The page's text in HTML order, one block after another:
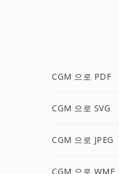
CGM 으로 PDF
CGM 으로 SVG
CGM 으로 JPEG
CGM 으로 WMF